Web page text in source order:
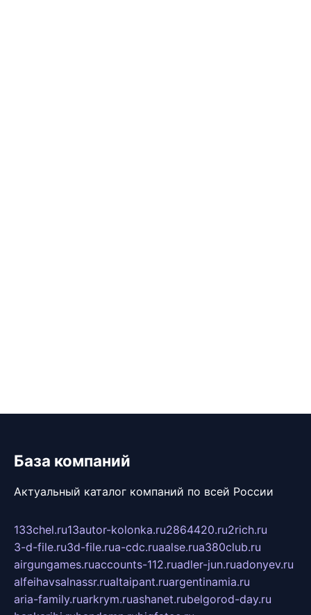
База компаний
Актуальный каталог компаний по всей России
133chel.ru13autor-kolonka.ru2864420.ru2rich.ru
3-d-file.ru3d-file.rua-cdc.ruaalse.rua380club.ru
airgungames.ruaccounts-112.ruadler-jun.ruadonyev.ru
alfeihavsalnassr.rualtaipant.ruargentinamia.ru
aria-family.ruarkrym.ruashanet.rubelgorod-day.ru